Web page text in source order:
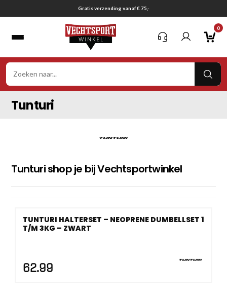
naar
Gratis verzending vanaf € 75,-
0
Tunturi
Tunturi shop je bij Vechtsportwinkel
TUNTURI HALTERSET – NEOPRENE DUMBELLSET 1
T/M 3KG – ZWART
62.99